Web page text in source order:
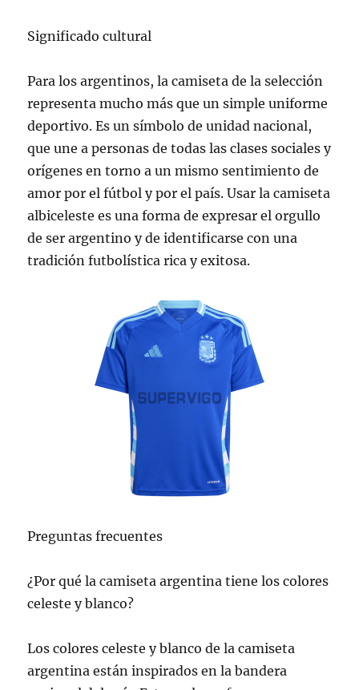
Significado cultural
Para los argentinos, la camiseta de la selección
representa mucho más que un simple uniforme
deportivo. Es un símbolo de unidad nacional,
que une a personas de todas las clases sociales y
orígenes en torno a un mismo sentimiento de
amor por el fútbol y por el país. Usar la camiseta
albiceleste es una forma de expresar el orgullo
de ser argentino y de identificarse con una
tradición futbolística rica y exitosa.
Preguntas frecuentes
¿Por qué la camiseta argentina tiene los colores
celeste y blanco?
Los colores celeste y blanco de la camiseta
argentina están inspirados en la bandera